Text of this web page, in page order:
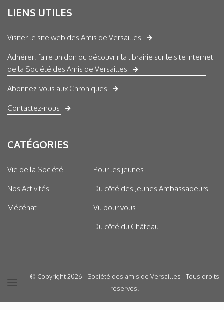
LIENS UTILES
Visiter le site web des Amis de Versailles
Adhérer, faire un don ou découvrir la librairie sur le site internet
de la Société des Amis de Versailles
Abonnez-vous aux Chroniques
Contactez-nous
CATÉGORIES
Vie de la Société
Nos Activités
Mécénat
Pour les jeunes
Du côté des Jeunes Ambassadeurs
Vu pour vous
Du côté du Château
© Copyright 2026 - Société des amis de Versailles - Tous droits
réservés.